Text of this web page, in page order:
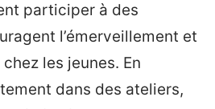
participer à des
l’émerveillement et
les jeunes. En
dans des ateliers,